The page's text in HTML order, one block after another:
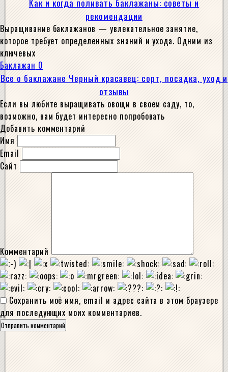
рекомендации
Выращивание баклажанов — увлекательное занятие,
которое требует определенных знаний и ухода. Одним из
ключевых
Баклажан 0
Все о баклажане Черный красавец: сорт, посадка, уход и
отзывы
Если вы любите выращивать овощи в своем саду, то,
возможно, вам будет интересно попробовать
Добавить комментарий
Имя
Email
Сайт
Комментарий
Сохранить моё имя, email и адрес сайта в этом браузере
для последующих моих комментариев.